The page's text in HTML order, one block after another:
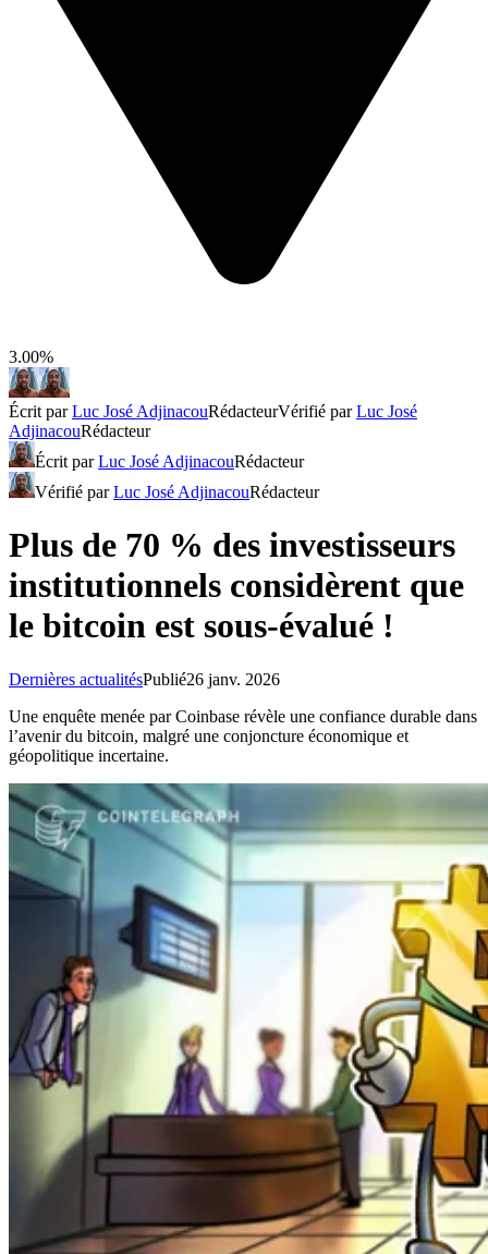
3.00%
Écrit parLuc José AdjinacouRédacteurVérifié parLuc José
AdjinacouRédacteur
Écrit parLuc José AdjinacouRédacteur
Vérifié parLuc José AdjinacouRédacteur
Plus de 70 % des investisseurs
institutionnels considèrent que
le bitcoin est sous-évalué !
Dernières actualitésPublié26 janv. 2026
Une enquête menée par Coinbase révèle une confiance durable dans
l’avenir du bitcoin, malgré une conjoncture économique et
géopolitique incertaine.